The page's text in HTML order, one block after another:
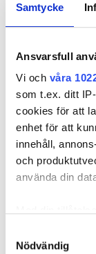
Samtycke
Ansvarsfull
Vi och våra
som t.ex. ditt
cookies för att
enhet för att
innehåll,
och
använda din
som kan ha
Nödvändig
Läs också
600 kronor
Ansvarsskyddet